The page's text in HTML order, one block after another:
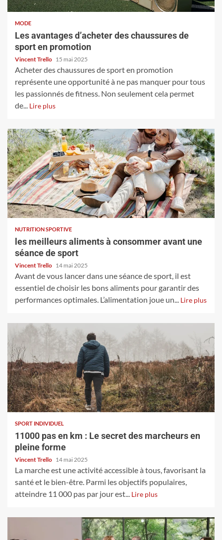
MODE
Les avantages d’acheter des chaussures de
sport en promotion
Vincent Trello 15 mai 2025
Acheter des chaussures de sport en promotion
représente une opportunité à ne pas manquer pour tous
les passionnés de fitness. Non seulement cela permet
de... Lire plus
NUTRITION SPORTIVE
les meilleurs aliments à consommer avant une
séance de sport
Vincent Trello 14 mai 2025
Avant de vous lancer dans une séance de sport, il est
essentiel de choisir les bons aliments pour garantir des
performances optimales. L’alimentation joue un... Lire plus
SPORT INDIVIDUEL
11000 pas en km : Le secret des marcheurs en
pleine forme
Vincent Trello 14 mai 2025
La marche est une activité accessible à tous, favorisant la
santé et le bien-être. Parmi les objectifs populaires,
atteindre 11 000 pas par jour est... Lire plus